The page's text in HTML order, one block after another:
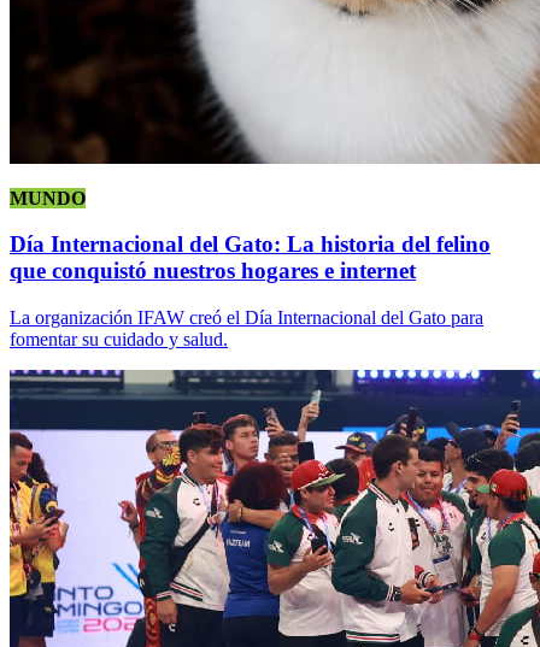
MUNDO
Día Internacional del Gato: La historia del felino
que conquistó nuestros hogares e internet
La organización IFAW creó el Día Internacional del Gato para
fomentar su cuidado y salud.